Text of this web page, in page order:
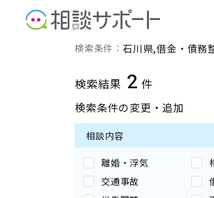
石川県の借金
検索条件： 石川県 借金・債務
検索結果 2 件
検索条件の変更・追加
相談内容
離婚・浮気
交通事故